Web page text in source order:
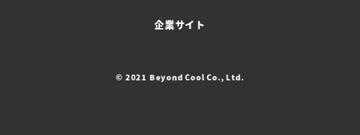
企業サイト
© 2021 Beyond Cool Co., Ltd.